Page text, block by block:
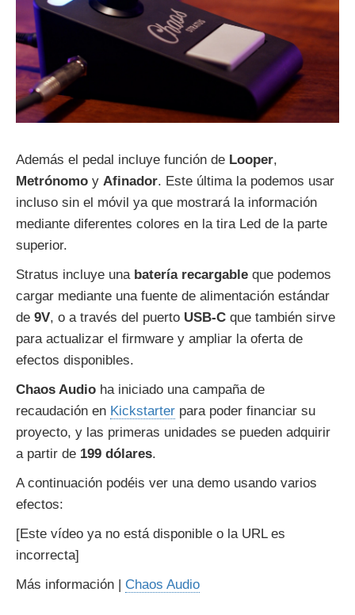
Además el pedal incluye función de Looper,
Metrónomo y Afinador. Este última la podemos usar
incluso sin el móvil ya que mostrará la información
mediante diferentes colores en la tira Led de la parte
superior.
Stratus incluye una batería recargable que podemos
cargar mediante una fuente de alimentación estándar
de 9V, o a través del puerto USB-C que también sirve
para actualizar el firmware y ampliar la oferta de
efectos disponibles.
Chaos Audio ha iniciado una campaña de
recaudación en Kickstarter para poder financiar su
proyecto, y las primeras unidades se pueden adquirir
a partir de 199 dólares.
A continuación podéis ver una demo usando varios
efectos:
[Este vídeo ya no está disponible o la URL es
incorrecta]
Más información | Chaos Audio